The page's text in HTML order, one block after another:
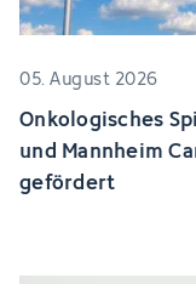
05. August 2026
Onkologisches
und Mannheim
gefördert